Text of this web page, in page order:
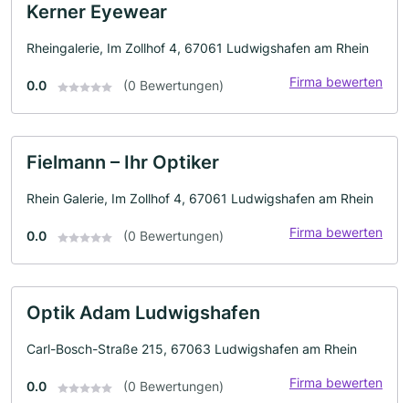
Kerner Eyewear
Rheingalerie, Im Zollhof 4, 67061 Ludwigshafen am Rhein
0.0 (0 Bewertungen) Firma bewerten
Fielmann – Ihr Optiker
Rhein Galerie, Im Zollhof 4, 67061 Ludwigshafen am Rhein
0.0 (0 Bewertungen) Firma bewerten
Optik Adam Ludwigshafen
Carl-Bosch-Straße 215, 67063 Ludwigshafen am Rhein
0.0 (0 Bewertungen) Firma bewerten